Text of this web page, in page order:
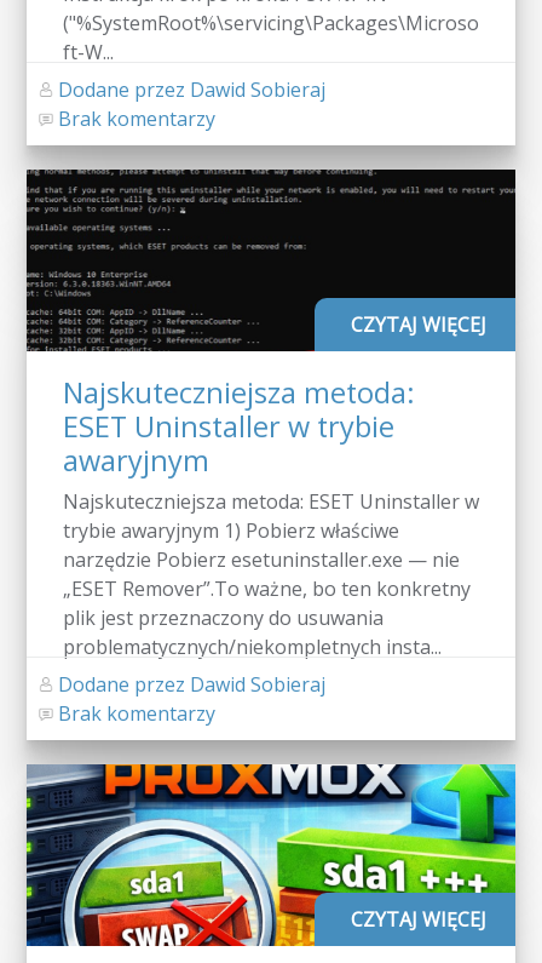
("%SystemRoot%\servicing\Packages\Microso
ft-W...
Dodane przez Dawid Sobieraj
Brak komentarzy
CZYTAJ WIĘCEJ
Najskuteczniejsza metoda:
ESET Uninstaller w trybie
awaryjnym
Najskuteczniejsza metoda: ESET Uninstaller w
trybie awaryjnym 1) Pobierz właściwe
narzędzie Pobierz esetuninstaller.exe — nie
„ESET Remover”.To ważne, bo ten konkretny
plik jest przeznaczony do usuwania
problematycznych/niekompletnych insta...
Dodane przez Dawid Sobieraj
Brak komentarzy
CZYTAJ WIĘCEJ